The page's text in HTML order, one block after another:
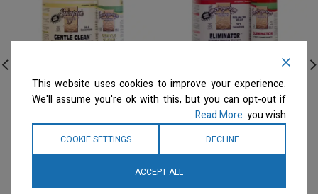
Envirogroom – גלון שמפו
מחסל ! – דילול 50:1
Eliminator
שמפו
המחיר ייחשף רק לבעלי
צרו קשר
למידע נוסף
Envirogroom – גלון שמפו
לניקוי עדין – דילול 50:1
Gentle Clean
שמפו
המחיר ייחשף רק לבעלי
מספרות רשומים
למידע נוסף
This website uses cookies to improve your experience.
We'll assume you're ok with this, but you can opt-out if
you wish.
Read More
DECLINE
COOKIE SETTINGS
ACCEPT ALL